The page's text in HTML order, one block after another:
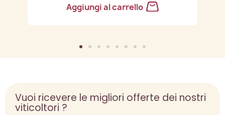
Aggiungi al carrello
Vuoi ricevere le migliori offerte dei nostri
viticoltori ?